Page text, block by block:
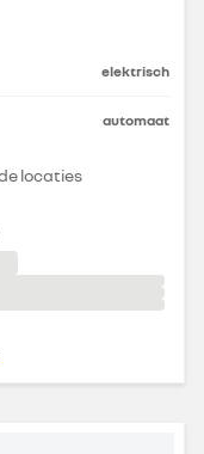
elektrisch
automaat
locaties